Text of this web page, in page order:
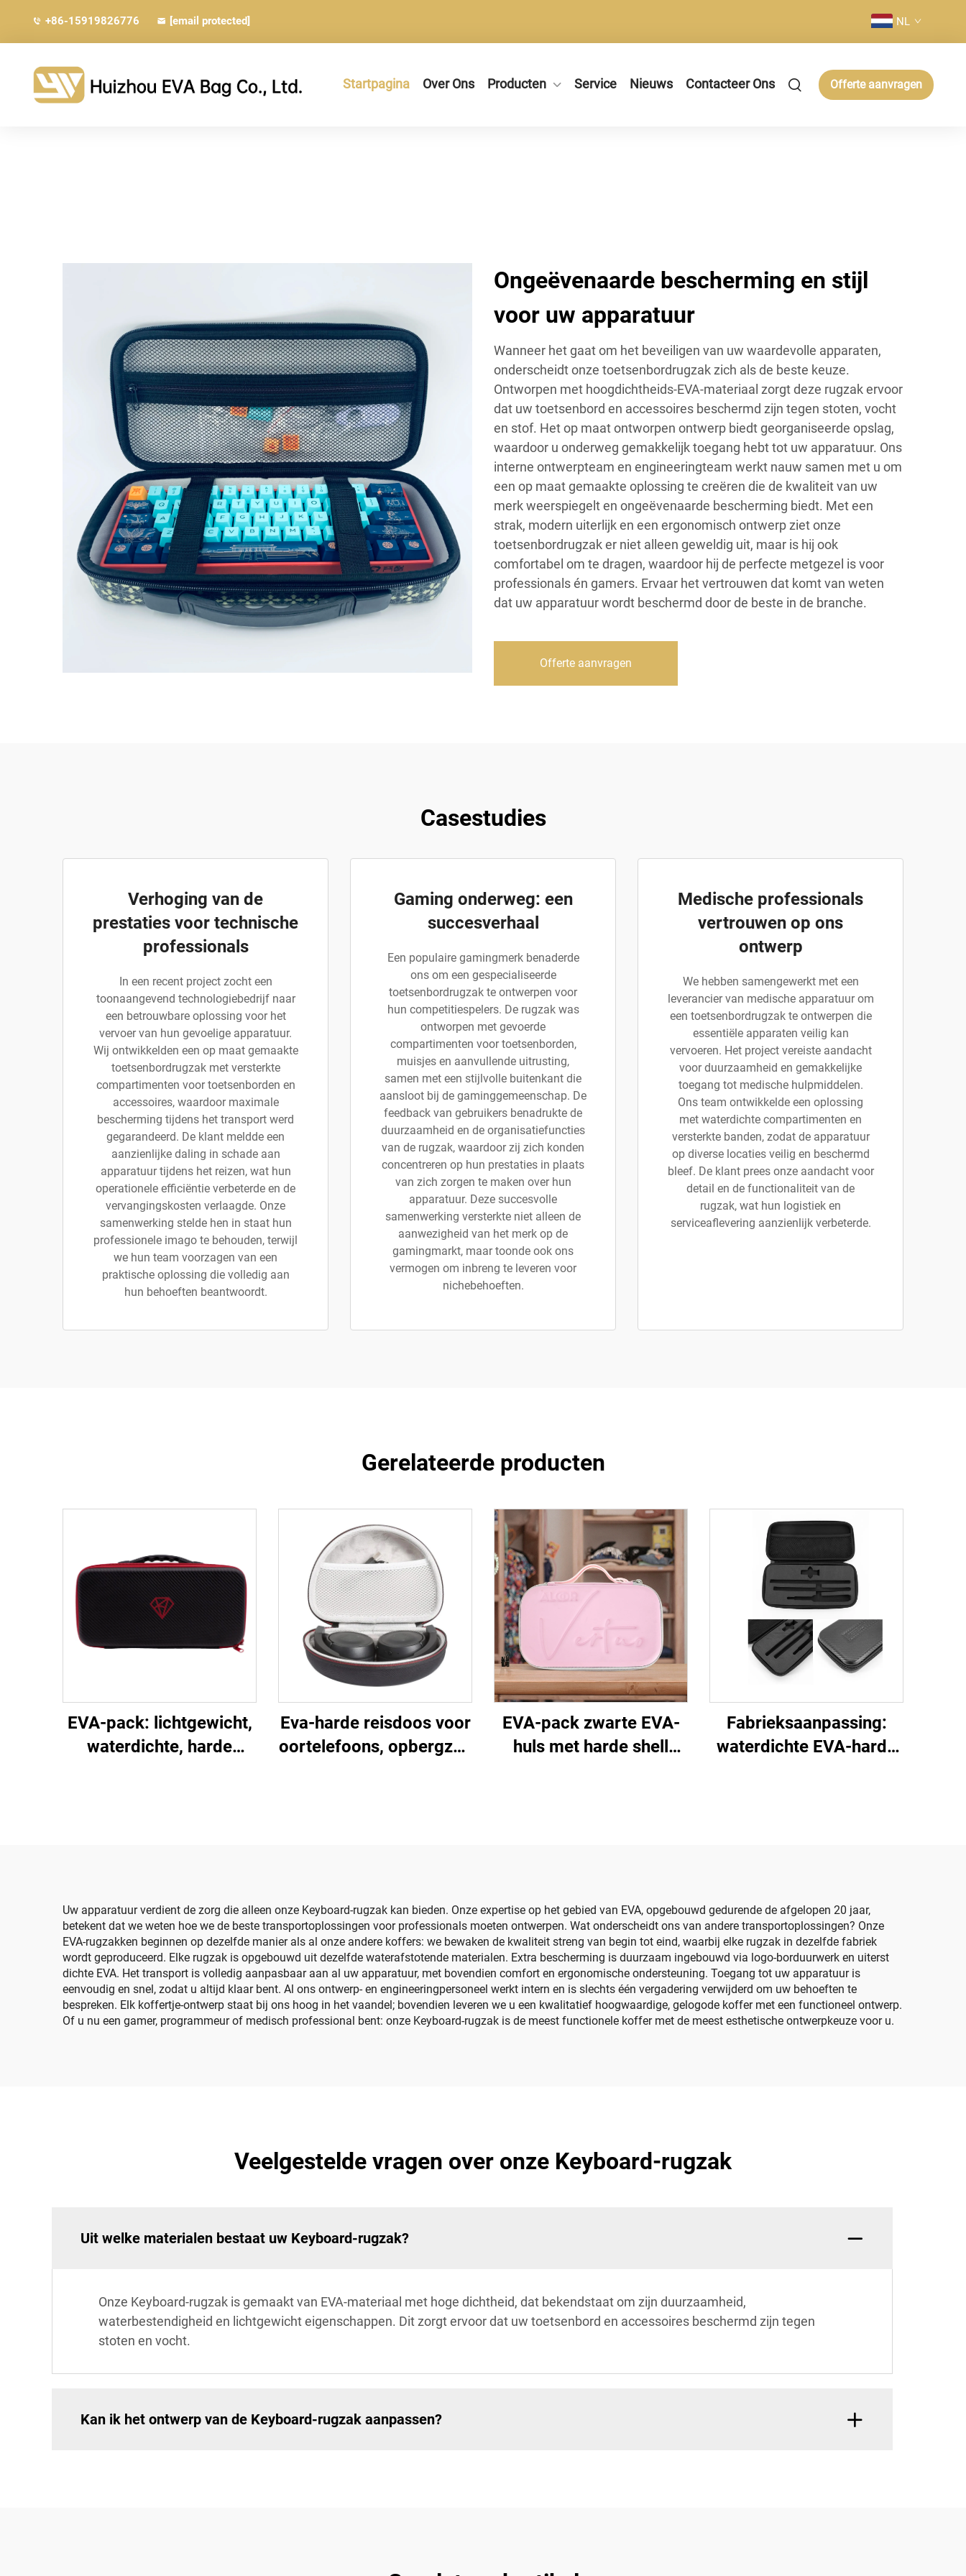
+86-15919826776 [email protected] NL
Startpagina Over Ons Producten Service Nieuws Contacteer Ons Offerte aanvragen
Ongeëvenaarde bescherming en stijl
voor uw apparatuur
Wanneer het gaat om het beveiligen van uw waardevolle apparaten,
onderscheidt onze toetsenbordrugzak zich als de beste keuze.
Ontworpen met hoogdichtheids-EVA-materiaal zorgt deze rugzak ervoor
dat uw toetsenbord en accessoires beschermd zijn tegen stoten, vocht
en stof. Het op maat ontworpen ontwerp biedt georganiseerde opslag,
waardoor u onderweg gemakkelijk toegang hebt tot uw apparatuur. Ons
interne ontwerpteam en engineeringteam werkt nauw samen met u om
een op maat gemaakte oplossing te creëren die de kwaliteit van uw
merk weerspiegelt en ongeëvenaarde bescherming biedt. Met een
strak, modern uiterlijk en een ergonomisch ontwerp ziet onze
toetsenbordrugzak er niet alleen geweldig uit, maar is hij ook
comfortabel om te dragen, waardoor hij de perfecte metgezel is voor
professionals én gamers. Ervaar het vertrouwen dat komt van weten
dat uw apparatuur wordt beschermd door de beste in de branche.
Offerte aanvragen
Casestudies
Verhoging van de
prestaties voor technische
professionals
In een recent project zocht een
toonaangevend technologiebedrijf naar
een betrouwbare oplossing voor het
vervoer van hun gevoelige apparatuur.
Wij ontwikkelden een op maat gemaakte
toetsenbordrugzak met versterkte
compartimenten voor toetsenborden en
accessoires, waardoor maximale
bescherming tijdens het transport werd
gegarandeerd. De klant meldde een
aanzienlijke daling in schade aan
apparatuur tijdens het reizen, wat hun
operationele efficiëntie verbeterde en de
vervangingskosten verlaagde. Onze
samenwerking stelde hen in staat hun
professionele imago te behouden, terwijl
we hun team voorzagen van een
praktische oplossing die volledig aan
hun behoeften beantwoordt.
Gaming onderweg: een
succesverhaal
Een populaire gamingmerk benaderde
ons om een gespecialiseerde
toetsenbordrugzak te ontwerpen voor
hun competitiespelers. De rugzak was
ontworpen met gevoerde
compartimenten voor toetsenborden,
muisjes en aanvullende uitrusting,
samen met een stijlvolle buitenkant die
aansloot bij de gaminggemeenschap. De
feedback van gebruikers benadrukte de
duurzaamheid en de organisatiefuncties
van de rugzak, waardoor zij zich konden
concentreren op hun prestaties in plaats
van zich zorgen te maken over hun
apparatuur. Deze succesvolle
samenwerking versterkte niet alleen de
aanwezigheid van het merk op de
gamingmarkt, maar toonde ook ons
vermogen om inbreng te leveren voor
nichebehoeften.
Medische professionals
vertrouwen op ons
ontwerp
We hebben samengewerkt met een
leverancier van medische apparatuur om
een toetsenbordrugzak te ontwerpen die
essentiële apparaten veilig kan
vervoeren. Het project vereiste aandacht
voor duurzaamheid en gemakkelijke
toegang tot medische hulpmiddelen.
Ons team ontwikkelde een oplossing
met waterdichte compartimenten en
versterkte banden, zodat de apparatuur
op diverse locaties veilig en beschermd
bleef. De klant prees onze aandacht voor
detail en de functionaliteit van de
rugzak, wat hun logistiek en
serviceaflevering aanzienlijk verbeterde.
Gerelateerde producten
EVA-pack: lichtgewicht,
waterdichte, harde
kampeertochten en
reizen
Eva-harde reisdoos voor
oortelefoons, opbergzak
EVA-pack zwarte EVA-
huls met harde shell
Fabrieksaanpassing:
waterdichte EVA-harde
Uw apparatuur verdient de zorg die alleen onze Keyboard-rugzak kan bieden. Onze expertise op het gebied van EVA, opgebouwd gedurende de afgelopen 20 jaar,
betekent dat we weten hoe we de beste transportoplossingen voor professionals moeten ontwerpen. Wat onderscheidt ons van andere transportoplossingen? Onze
EVA-rugzakken beginnen op dezelfde manier als al onze andere koffers: we bewaken de kwaliteit streng van begin tot eind, waarbij elke rugzak in dezelfde fabriek
wordt geproduceerd. Elke rugzak is opgebouwd uit dezelfde waterafstotende materialen. Extra bescherming is duurzaam ingebouwd via logo-borduurwerk en uiterst
dichte EVA. Het transport is volledig aanpasbaar aan al uw apparatuur, met bovendien comfort en ergonomische ondersteuning. Toegang tot uw apparatuur is
eenvoudig en snel, zodat u altijd klaar bent. Al ons ontwerp- en engineeringpersoneel werkt intern en is slechts één vergadering verwijderd om uw behoeften te
bespreken. Elk koffertje-ontwerp staat bij ons hoog in het vaandel; bovendien leveren we u een kwalitatief hoogwaardige, gelogode koffer met een functioneel ontwerp.
Of u nu een gamer, programmeur of medisch professional bent: onze Keyboard-rugzak is de meest functionele koffer met de meest esthetische ontwerpkeuze voor u.
Veelgestelde vragen over onze Keyboard-rugzak
Uit welke materialen bestaat uw Keyboard-rugzak?
Onze Keyboard-rugzak is gemaakt van EVA-materiaal met hoge dichtheid, dat bekendstaat om zijn duurzaamheid,
waterbestendigheid en lichtgewicht eigenschappen. Dit zorgt ervoor dat uw toetsenbord en accessoires beschermd zijn tegen
stoten en vocht.
Kan ik het ontwerp van de Keyboard-rugzak aanpassen?